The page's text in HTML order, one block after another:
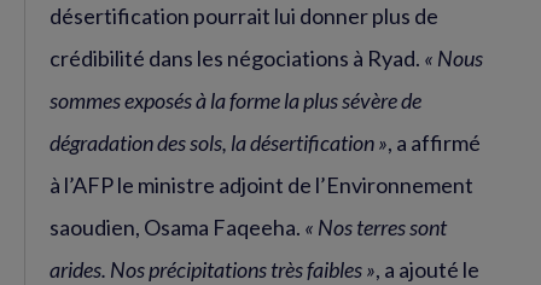
désertification pourrait lui donner plus de
crédibilité dans les négociations à Ryad. « Nous
sommes exposés à la forme la plus sévère de
dégradation des sols, la désertification », a affirmé
à l’AFP le ministre adjoint de l’Environnement
saoudien, Osama Faqeeha. « Nos terres sont
arides. Nos précipitations très faibles », a ajouté le